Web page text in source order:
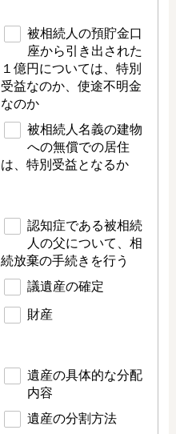
被相続人の預貯金口
座から引き出された
１億円については、特別
受益なのか、使途不明金
なのか
被相続人名義の建物
への無償での居住
は、特別受益となるか
認知症である被相続
人の父について、相
続放棄の手続きを行う
議遺産の確定
財産
遺産の具体的な分配
内容
遺産の分割方法